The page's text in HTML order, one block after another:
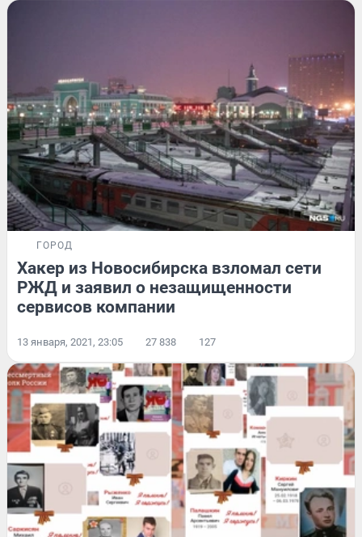
ГОРОД
Хакер из Новосибирска взломал сети
РЖД и заявил о незащищенности
сервисов компании
13 января, 2021, 23:05 27 838 127